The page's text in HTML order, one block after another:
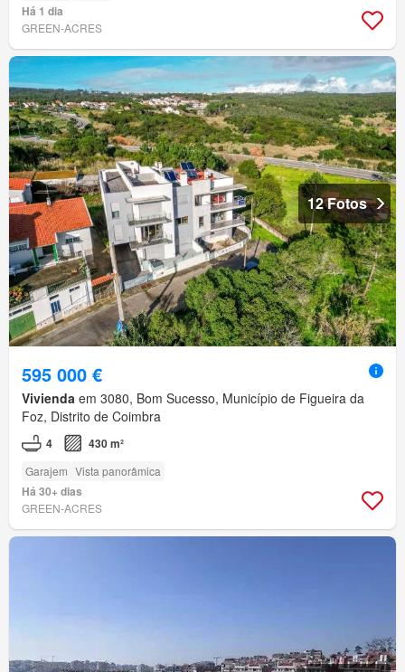
Há 1 dia
GREEN-ACRES
12 Fotos
595 000 €
Vivienda em 3080, Bom Sucesso, Município de Figueira da
Foz, Distrito de Coimbra
4 430 m²
Garajem Vista panorâmica
Há 30+ dias
GREEN-ACRES